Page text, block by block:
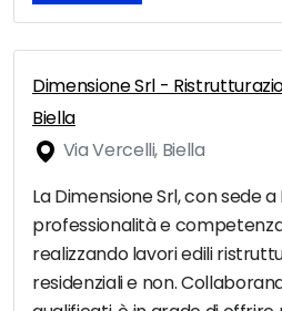
Dimensione Srl -
Biella
Via Vercelli, Biella
La Dimensione Srl, con sede
professionalità e
realizzando lavori edili
residenziali e non.